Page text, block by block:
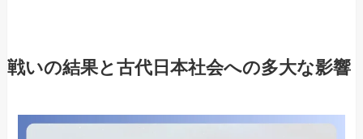
戦いの結果と古代日本社会への多大な影響